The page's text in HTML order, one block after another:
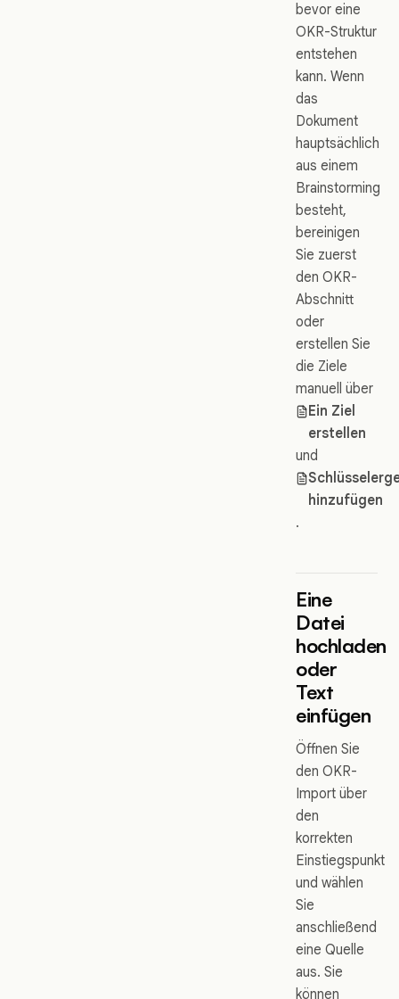
bevor eine
OKR-Struktur
entstehen
kann. Wenn
das
Dokument
hauptsächlich
aus einem
Brainstorming
besteht,
bereinigen
Sie zuerst
den OKR-
Abschnitt
oder
erstellen Sie
die Ziele
manuell über
Ein Ziel
erstellen
und
hinzufügen
.
Eine
Datei
hochladen
oder
Text
einfügen
Öffnen Sie
den OKR-
Import über
den
korrekten
Einstiegspunkt
und wählen
Sie
anschließend
eine Quelle
aus. Sie
können